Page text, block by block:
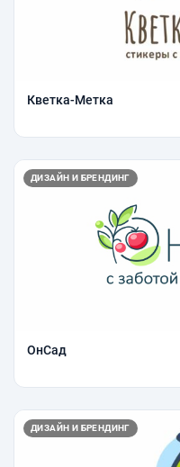
Кветка-Метка
ДИЗАЙН И БРЕНДИНГ
ОнСад
ДИЗАЙН И БРЕНДИНГ